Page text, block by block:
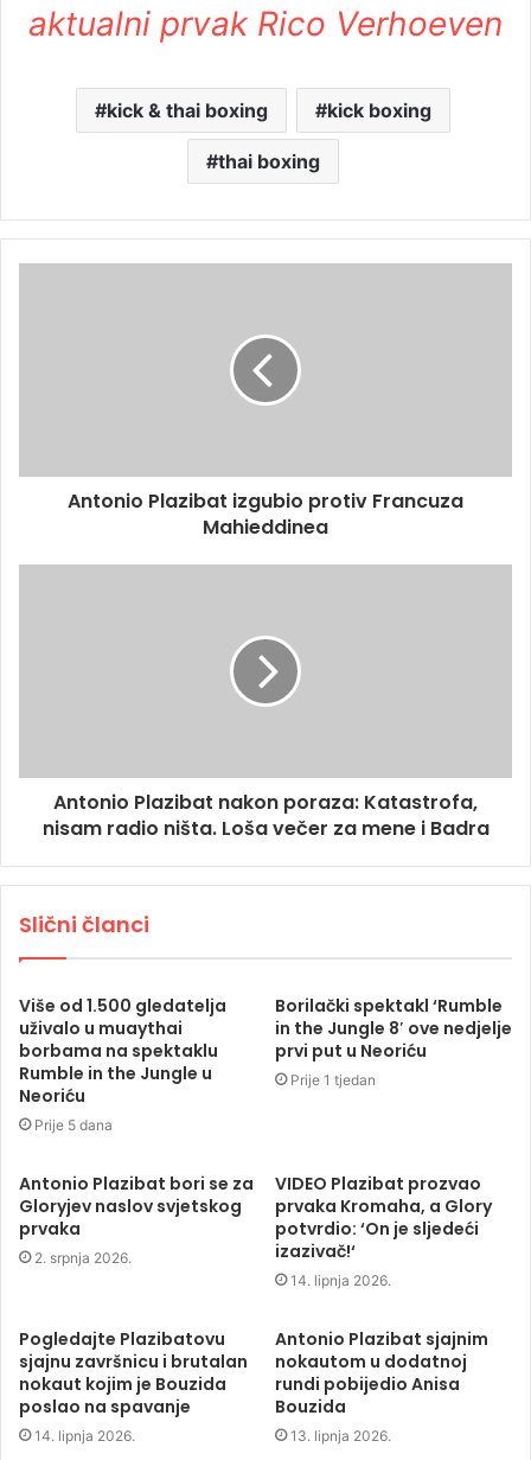
aktualni prvak Rico Verhoeven
kick & thai boxing kick boxing
thai boxing
Antonio Plazibat izgubio protiv Francuza
Mahieddinea
Antonio Plazibat nakon poraza: Katastrofa,
nisam radio ništa. Loša večer za mene i Badra
Slični članci
Više od 1.500 gledatelja
uživalo u muaythai
borbama na spektaklu
Rumble in the Jungle u
Neoriću
Prije 5 dana
Borilački spektakl ‘Rumble
in the Jungle 8′ ove nedjelje
prvi put u Neoriću
Prije 1 tjedan
Antonio Plazibat bori se za
Gloryjev naslov svjetskog
prvaka
2. srpnja 2026.
VIDEO Plazibat prozvao
prvaka Kromaha, a Glory
potvrdio: ‘On je sljedeći
izazivač!‘
14. lipnja 2026.
Pogledajte Plazibatovu
sjajnu završnicu i brutalan
nokaut kojim je Bouzida
poslao na spavanje
14. lipnja 2026.
Antonio Plazibat sjajnim
nokautom u dodatnoj
rundi pobijedio Anisa
Bouzida
13. lipnja 2026.